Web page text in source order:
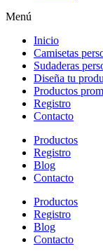
Menú
Inicio
Camisetas
Sudaderas
Diseña tu
Productos
Registro
Contacto
Productos
Registro
Blog
Contacto
Productos
Registro
Blog
Contacto